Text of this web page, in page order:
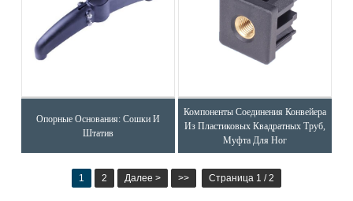
Опорные Основания: Сошки И
Штатив
Компоненты Соединения Конвейера
Из Пластиковых Квадратных Труб,
Муфта Для Ног
1 2 Далее > >> Страница 1 / 2